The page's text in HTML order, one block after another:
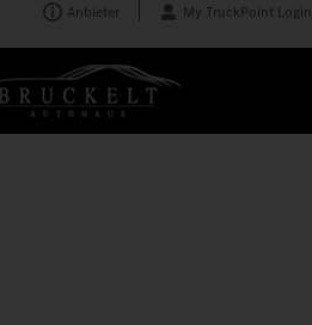
Anbieter My TruckPoint Login